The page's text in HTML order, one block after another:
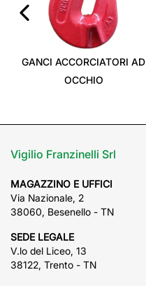
GANCI ACCORCIATORI AD
OCCHIO
Vigilio Franzinelli Srl
MAGAZZINO E UFFICI
Via Nazionale, 2
38060, Besenello - TN
SEDE LEGALE
V.lo del Liceo, 13
38122, Trento - TN